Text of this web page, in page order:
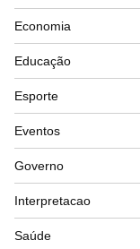
Economia
Educação
Esporte
Eventos
Governo
Interpretacao
Saúde